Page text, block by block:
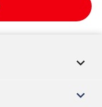
keyboard_arrow_down
